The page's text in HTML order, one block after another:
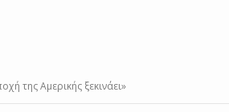
της Αμερικής ξεκινάει»